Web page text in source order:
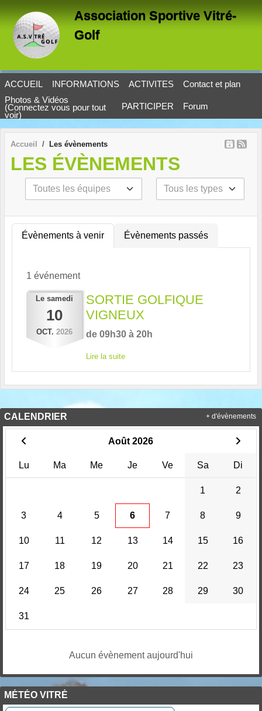
Association Sportive Vitré-
Golf
ACCUEIL INFORMATIONS ACTIVITES
Contact et plan
Photos & Vidéos
(Connectez vous pour tout
voir)
PARTICIPER Forum
Accueil Les évènements
LES ÉVÈNEMENTS
Évènements à venir Évènements passés
1 événement
Le samedi
10
OCT. 2026
SORTIE GOLFIQUE
VIGNEUX
de 09h30 à 20h
Lire la suite
CALENDRIER
Août 2026
Lu Ma Me Je Ve Sa Di
1 2
3 4 5 6 7 8 9
10 11 12 13 14 15 16
17 18 19 20 21 22 23
24 25 26 27 28 29 30
31
Aucun évènement aujourd'hui
+ d'évènements
MÉTÉO VITRÉ